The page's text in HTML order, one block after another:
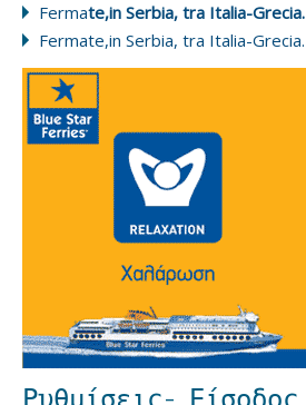
Fermate,in Serbia, tra Italia-Grecia.
Fermate,in Serbia, tra Italia-Grecia.